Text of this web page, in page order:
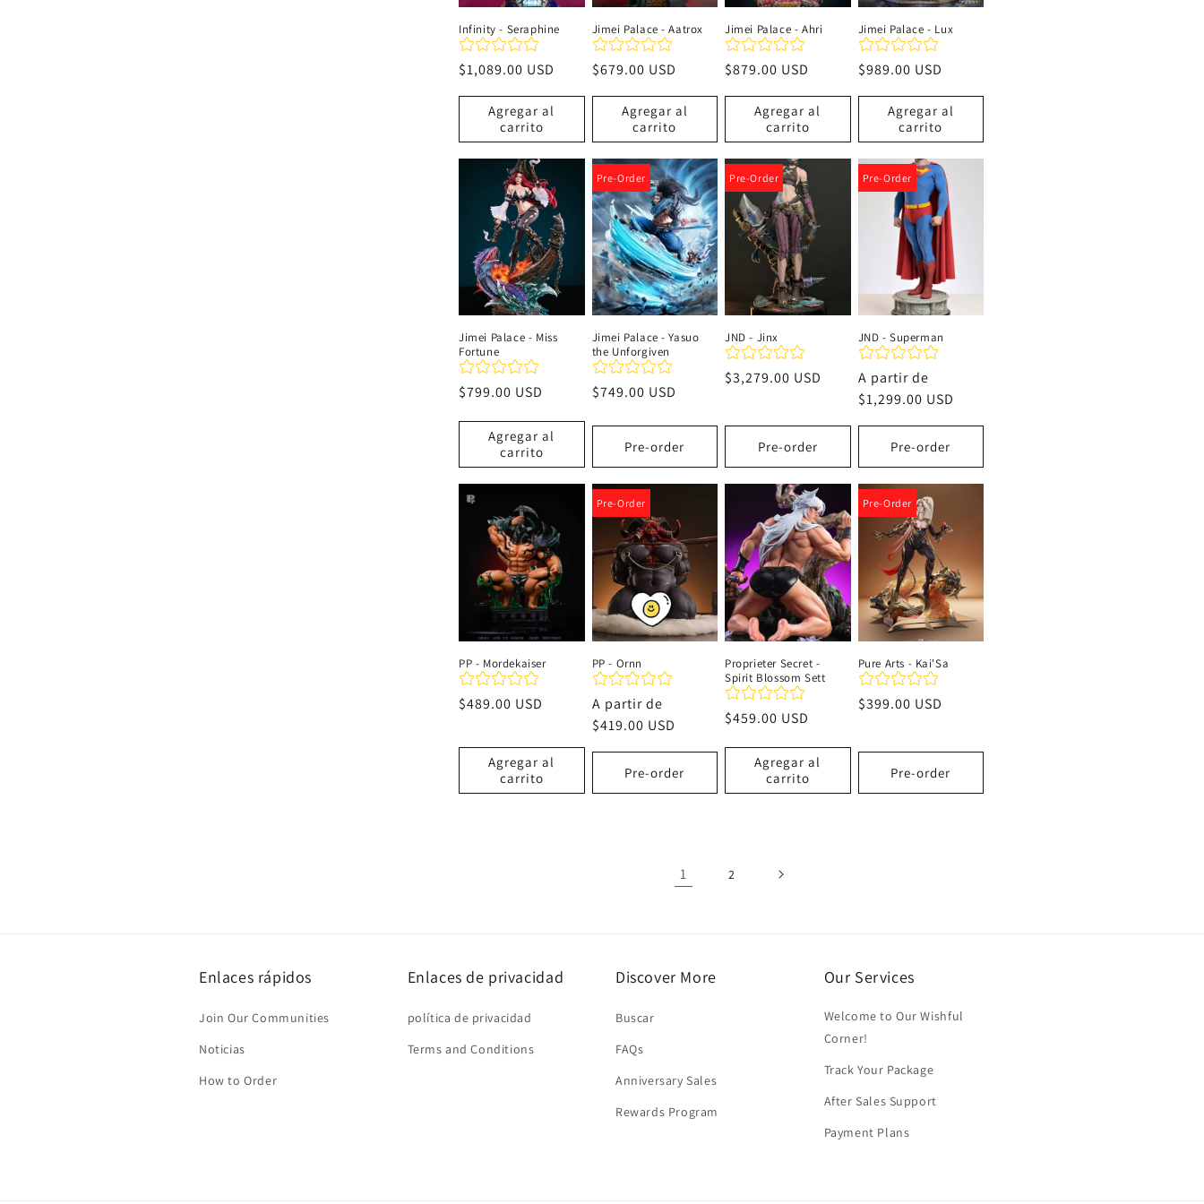
Infinity - Seraphine
Precio
$1,089.00 USD
Agregar al
carrito
Jimei Palace - Aatrox
Precio
$679.00 USD
Agregar al
carrito
Jimei Palace - Ahri
Precio
$879.00 USD
Agregar al
carrito
Jimei Palace - Lux
Precio
$989.00 USD
Agregar al
carrito
Jimei Palace - Miss
Fortune
Precio
$799.00 USD
Agregar al
carrito
Pre-Order
Jimei Palace - Yasuo
the Unforgiven
Precio
$749.00 USD
Pre-order
Pre-Order
JND - Jinx
Precio
$3,279.00 USD
Pre-order
Pre-Order
JND - Superman
Precio
habitual
A partir de
$1,299.00 USD
Pre-order
PP - Mordekaiser
Precio
$489.00 USD
Agregar al
carrito
Pre-Order
PP - Ornn
Precio
habitual
A partir de
$419.00 USD
Pre-order
Proprieter Secret -
Spirit Blossom Sett
Precio
$459.00 USD
Agregar al
carrito
Pre-Order
Pure Arts - Kai'Sa
Precio
$399.00 USD
Pre-order
1 2
Enlaces rápidos
Join Our Communities
Noticias
How to Order
Enlaces de privacidad
política de privacidad
Terms and Conditions
Discover More
Buscar
FAQs
Anniversary Sales
Rewards Program
Our Services
Welcome to Our Wishful
Corner!
Track Your Package
After Sales Support
Payment Plans